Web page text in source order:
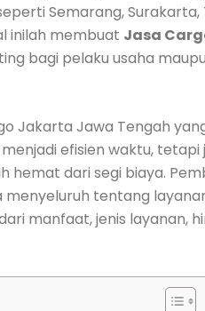
Semarang, Surakarta,
inilah membuat Jasa
bagi pelaku usaha
Jakarta Jawa Tengah
efisien waktu, tetapi
hemat dari segi biaya.
tentang
manfaat, jenis layanan,